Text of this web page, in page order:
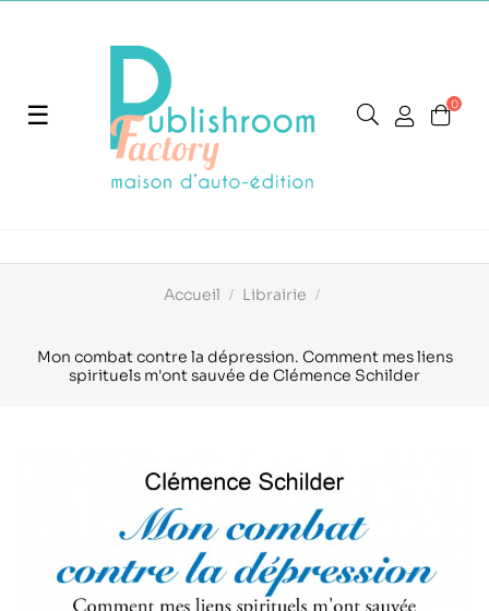
Basculer
navigation
☰ 0
Accueil Librairie
Mon combat contre la dépression. Comment mes liens
spirituels m'ont sauvée de Clémence Schilder